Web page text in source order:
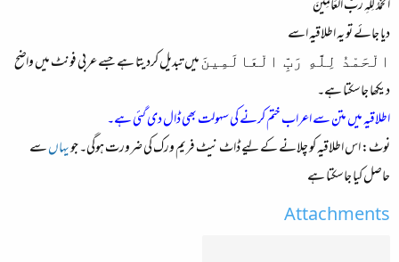
الْحَمْدُ لِلَّہِ رَبِّ الْعَالَمِینَ
دیا جائے تو یہ اطلاقیہ اسے
الْحَمْدُ لِلَّهِ رَبِّ الْعَالَمِينَمیں تبدیل کردیتا ہے جسے عربی فونٹ میں واضح
دیکھا جاسکتا ہے۔
اطلاقیہ میں متن سے اعراب ختم کرنے کی سہولت بھی ڈال دی گئی ہے۔
نوٹ: اس اطلاقیہ کو چلانے کے لیے ڈاٹ نیٹ فریم ورک کی ضرورت ہوگی۔ جویہاںسے
حاصل کیا جاسکتا ہے
Attachments